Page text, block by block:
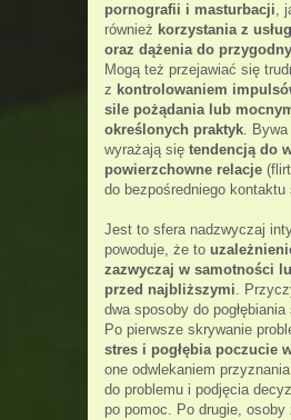
pornografii i masturbacji,
również korzystania z
oraz dążenia do
Mogą też przejawiać się
z kontrolowaniem
sile pożądania lub
określonych praktyk.
wyrażają się tendencją do
powierzchowne relacje
do bezpośredniego kontaktu
Jest to sfera nadzwyczaj
powoduje, że to
zazwyczaj w samotności
przed najbliższymi.
dwa sposoby do
Po pierwsze skrywanie
stres i pogłębia poczucie
one odwlekaniem
do problemu i podjęcia
po pomoc. Po drugie, osoby